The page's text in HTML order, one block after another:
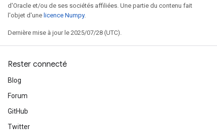
d'Oracle et/ou de ses sociétés affiliées. Une partie du contenu fait
l'objet d'une licence Numpy.
Dernière mise à jour le 2025/07/28 (UTC).
Rester connecté
Blog
Forum
GitHub
Twitter